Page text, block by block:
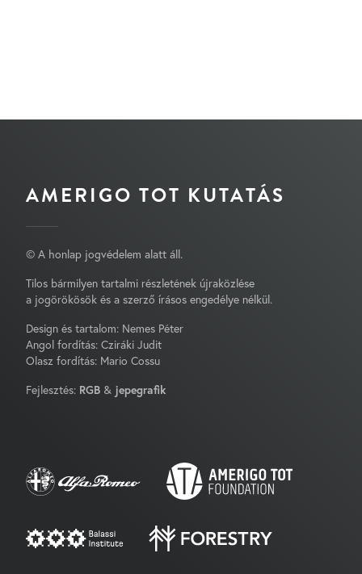
AMERIGO TOT KUTATÁS
© A honlap jogvédelem alatt áll.
Tilos bármilyen tartalmi részletének újraközlése
a jogörökösök és a szerző írásos engedélye nélkül.
Design és tartalom: Nemes Péter
Angol fordítás: Cziráki Judit
Olasz fordítás: Mario Cossu
Fejlesztés: RGB & jepegrafik